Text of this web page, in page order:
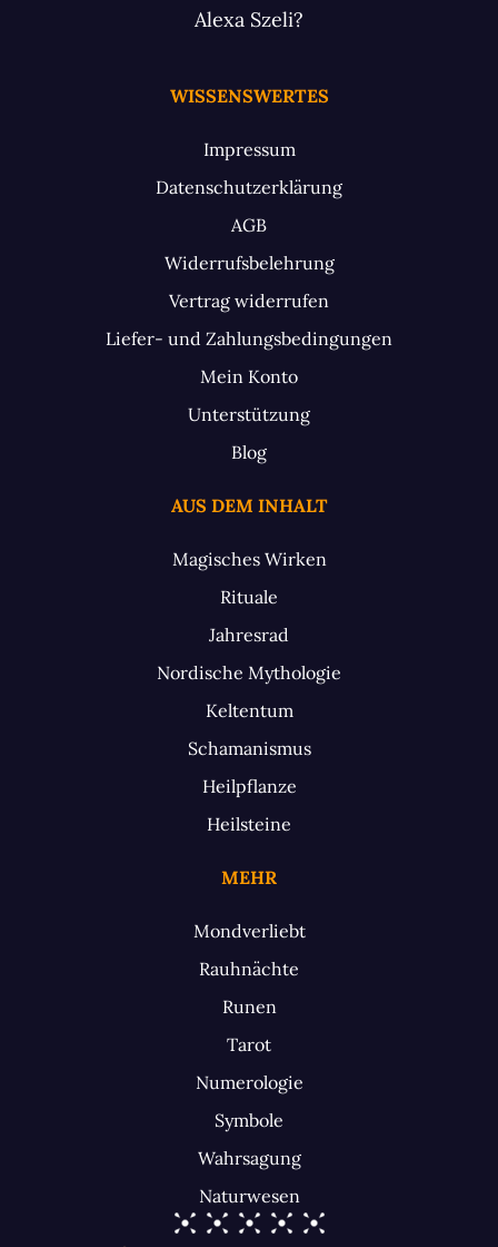
Alexa Szeli?
WISSENSWERTES
Impressum
Datenschutzerklärung
AGB
Widerrufsbelehrung
Vertrag widerrufen
Liefer- und Zahlungsbedingungen
Mein Konto
Unterstützung
Blog
AUS DEM INHALT
Magisches Wirken
Rituale
Jahresrad
Nordische Mythologie
Keltentum
Schamanismus
Heilpflanze
Heilsteine
MEHR
Mondverliebt
Rauhnächte
Runen
Tarot
Numerologie
Symbole
Wahrsagung
Naturwesen